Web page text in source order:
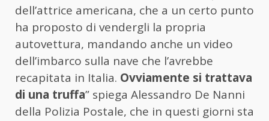
dell’attrice americana, che a un certo punto
ha proposto di vendergli la propria
autovettura, mandando anche un video
dell’imbarco sulla nave che l’avrebbe
recapitata in Italia. Ovviamente si trattava
di una truffa” spiega Alessandro De Nanni
della Polizia Postale, che in questi giorni sta